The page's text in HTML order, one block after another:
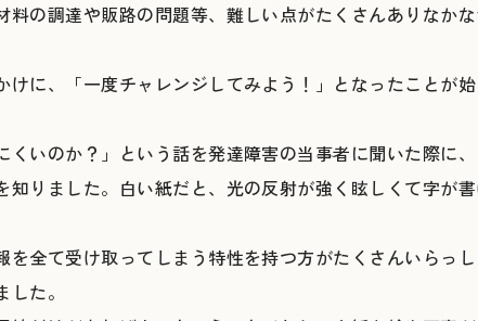
料の調達や販路の問題等、難しい点がたくさんありなか
けに、「一度チャレンジしてみよう！」となったことが始
くいのか？」という話を発達障害の当事者に聞いた際に
知りました。白い紙だと、光の反射が強く眩しくて字が
を全て受け取ってしまう特性を持つ方がたくさんいらっ
た。